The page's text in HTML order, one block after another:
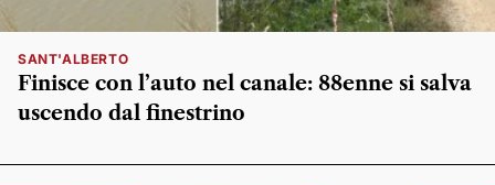
SANT'ALBERTO
Finisce con l’auto nel canale: 88enne si salva
uscendo dal finestrino